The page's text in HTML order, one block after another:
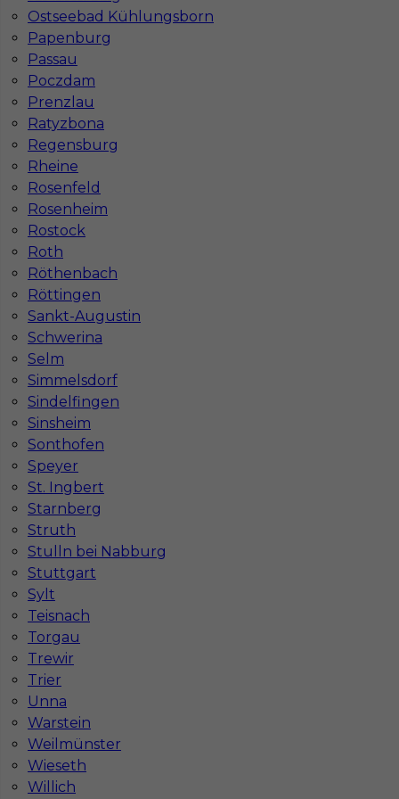
Ostseebad Kühlungsborn
Papenburg
Passau
Poczdam
Prenzlau
Ratyzbona
Regensburg
Rheine
Rosenfeld
Rosenheim
Rostock
Roth
Röthenbach
Röttingen
Sankt-Augustin
Schwerina
Selm
Simmelsdorf
Sindelfingen
Sinsheim
Sonthofen
Speyer
St. Ingbert
Starnberg
Struth
Stulln bei Nabburg
Stuttgart
Sylt
Teisnach
Torgau
Trewir
Trier
Unna
Warstein
Weilmünster
Wieseth
Willich
Najpopularniejsze miejscowości w Niemczech
Praca Augsburg
Praca Hamburg
Praca Berlin
Praca Hannover
Praca Dortmund
Praca Magdeburg
InServ © 2014 – 2026 | Wszelkie prawa zastrzeżone
Witryna korzysta z ciasteczek
Ta witryna używa ciasteczek (cookies) do
personalizacji treści i reklam, oferowania funkcji
społecznościowych oraz analizy naszego ruchu